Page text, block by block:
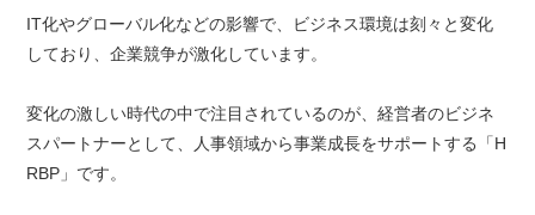
IT化やグローバル化などの影響で、ビジネス環境は刻々と変化
しており、企業競争が激化しています。
変化の激しい時代の中で注目されているのが、経営者のビジネ
スパートナーとして、人事領域から事業成長をサポートする「H
RBP」です。